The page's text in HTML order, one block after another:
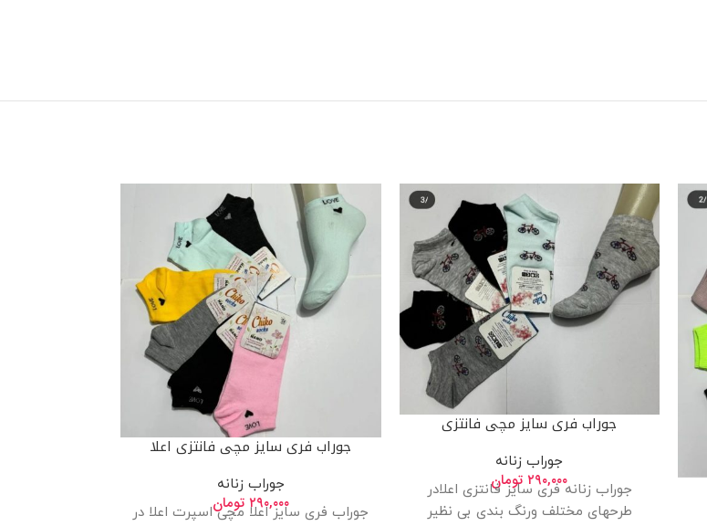
جوراب فری سایز مچی فانتزی
جوراب زنانه
۲۹۰,۰۰۰ تومان
جوراب زنانه فری سایز فانتزی اعلادر
طرحهای مختلف ورنگ بندی بی نظیر
جوراب فری سایز مچی فانتزی اعلا
جوراب زنانه
۲۹۰,۰۰۰ تومان
جوراب فری سایز اعلا مچی اسپرت اعلا در